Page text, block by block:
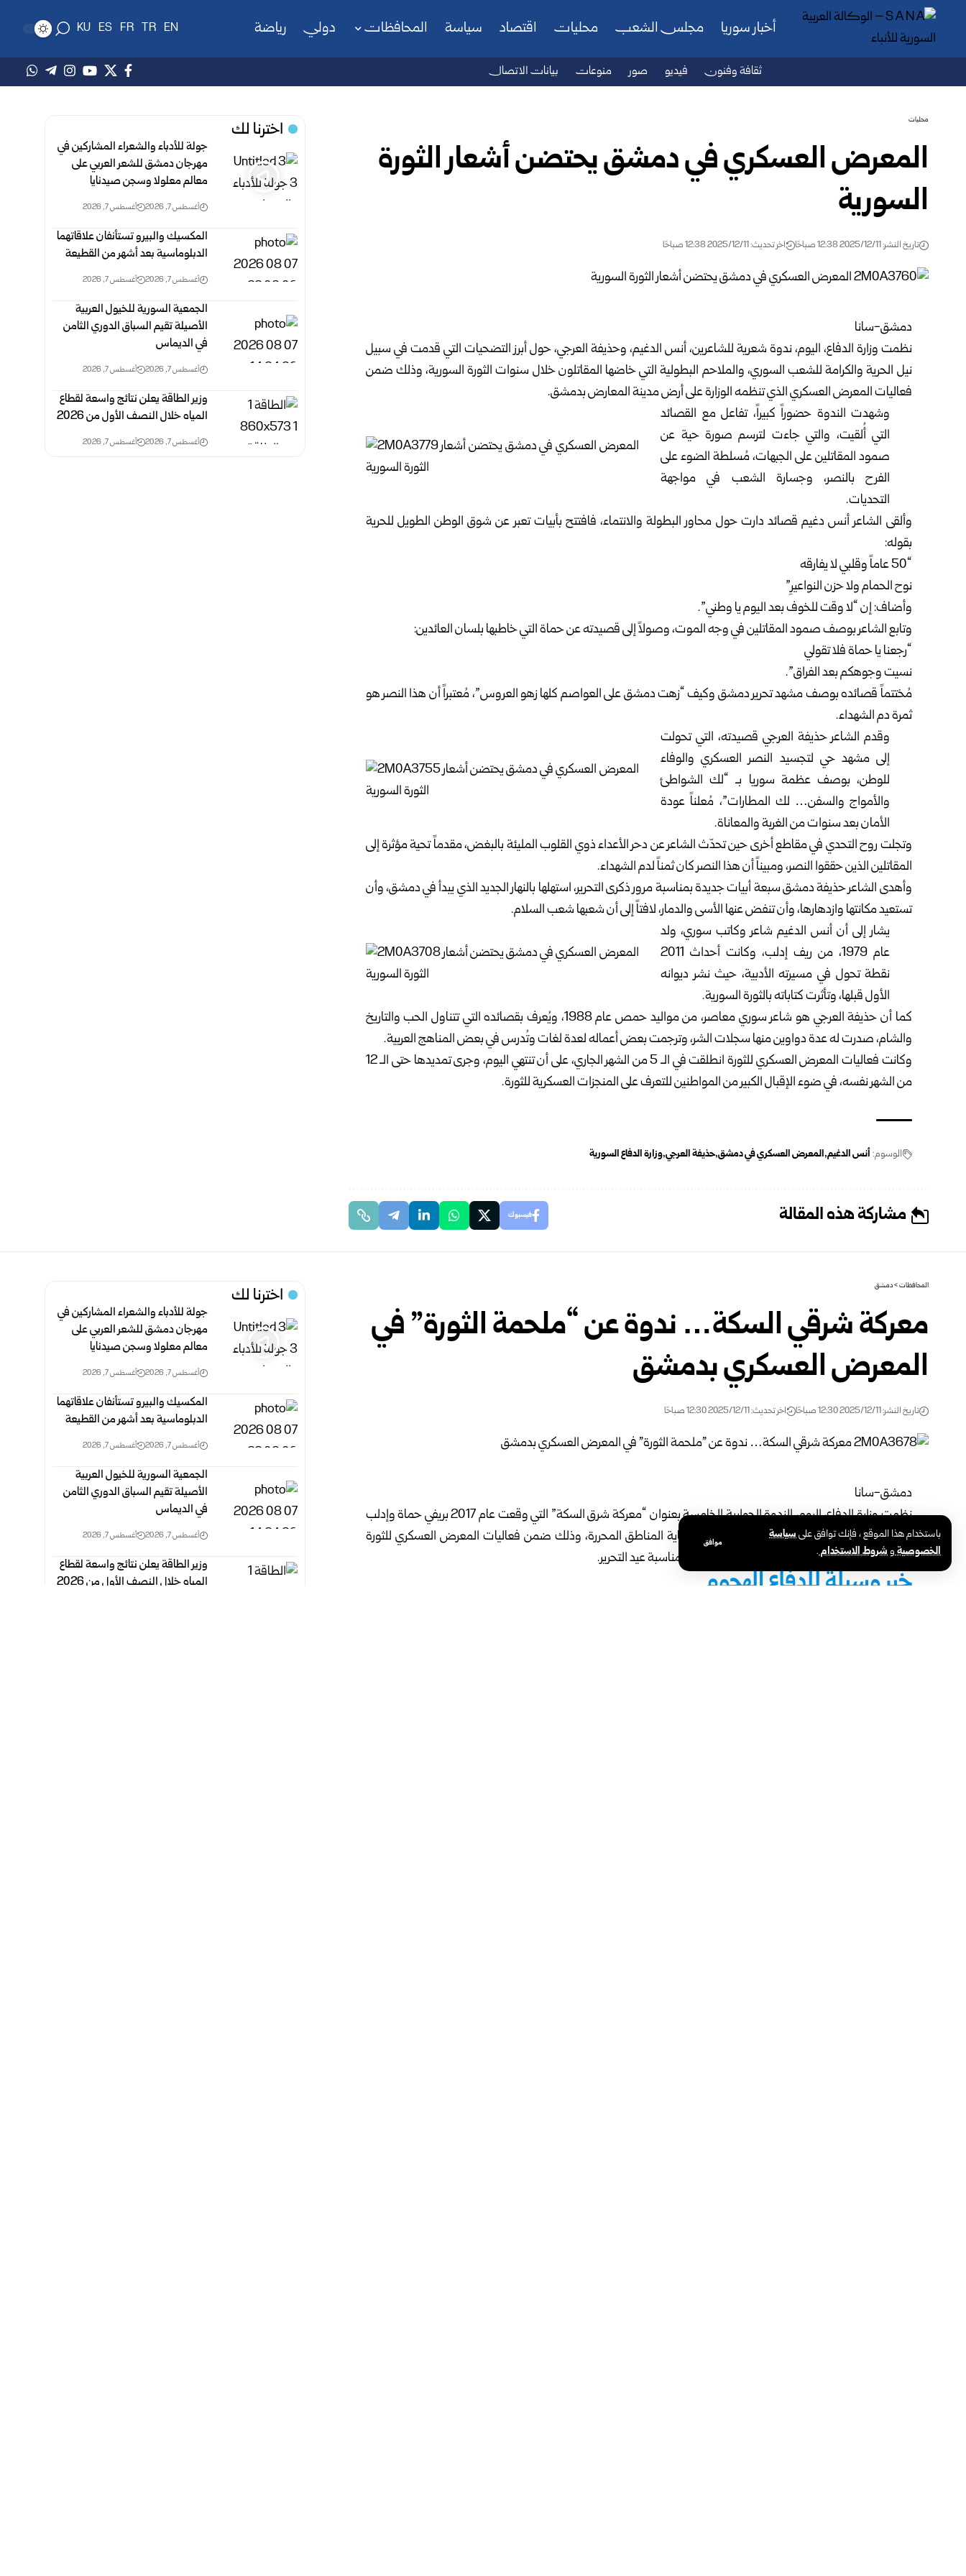
باستخدام هذا الموقع ، فإنك توافق علىسياسة
الخصوصيةوشروط الاستخدام.
موافق
أخبار سوريا مجلس الشعب محليات اقتصاد سياسة المحافظات دولي رياضة EN
TR
FR
ES
KU
ثقافة وفنون فيديو صور منوعات بيانات الاتصال
محليات
المعرض العسكري في دمشق يحتضن أشعار الثورة
السورية
تاريخ النشر: 2025/12/11 12:38 صباحًا اخر تحديث: 2025/12/11 12:38 صباحًا
دمشق-سانا
نظمت وزارة الدفاع، اليوم، ندوة شعرية للشاعرين، أنس الدغيم، وحذيفة العرجي، حول أبرز التضحيات التي قدمت في سبيل
نيل الحرية والكرامة للشعب السوري، والملاحم البطولية التي خاضها المقاتلون خلال سنوات الثورة السورية، وذلك ضمن
فعاليات المعرض العسكري الذي تنظمه الوزارة على أرضمدينة المعارض بدمشق.
وشهدت الندوة حضوراً كبيراً، تفاعل مع القصائد
التي أُلقيت، والتي جاءت لترسم صورة حية عن
صمود المقاتلين على الجبهات، مُسلطة الضوء على
الفرح بالنصر، وجسارة الشعب في مواجهة
التحديات.
وألقى الشاعر أنس دغيم قصائد دارت حول محاور البطولة والانتماء، فافتتح بأبيات تعبر عن شوق الوطن الطويل للحرية
بقوله:
“50 عاماً وقلبي لا يفارقه
نوح الحمام ولا حزن النواعيرِ”
وأضاف: إن “لا وقت للخوف بعد اليوم يا وطني”.
وتابع الشاعر بوصف صمود المقاتلين في وجه الموت، وصولاً إلى قصيدته عن حماة التي خاطبها بلسان العائدين:
“رجعنا يا حماة فلا تقولي
نسيت وجوهكم بعد الفراق”.
مُختتماً قصائده بوصف مشهد تحرير دمشق وكيف “زهت دمشق على العواصم كلها زهو العروس”، مُعتبراً أن هذا النصر هو
ثمرة دم الشهداء.
وقدم الشاعر حذيفة العرجي قصيدته، التي تحولت
إلى مشهد حي لتجسيد النصر العسكري والوفاء
للوطن، بوصف عظمة سوريا بـ “لك الشواطئ
والأمواج والسفن… لك المطارات”، مُعلناً عودة
الأمان بعد سنوات من الغربة والمعاناة.
وتجلت روح التحدي في مقاطع أخرى حين تحدّث الشاعر عن دحر الأعداء ذوي القلوب المليئة بالبغض، مقدماً تحية مؤثرة إلى
المقاتلين الذين حققوا النصر، ومبيناً أن هذا النصر كان ثمناً لدم الشهداء.
وأهدى الشاعر حذيفة دمشق سبعة أبيات جديدة بمناسبة مرور ذكرى التحرير، استهلها بالنهار الجديد الذي يبدأ في دمشق، وأن
تستعيد مكانتها وازدهارها، وأن تنفض عنها الأسى والدمار، لافتاً إلى أن شعبها شعب السلام.
يشار إلى أن أنس الدغيم شاعر وكاتب سوري، ولد
عام 1979، من ريف إدلب، وكانت أحداث 2011
نقطة تحول في مسيرته الأدبية، حيث نشر ديوانه
الأول قبلها، وتأثرت كتاباته بالثورة السورية.
كما أن حذيفة العرجي هو شاعر سوري معاصر، من مواليد حمص عام 1988، ويُعرف بقصائده التي تتناول الحب والتاريخ
والشام، صدرت له عدة دواوين منها سجلات الشر، وترجمت بعض أعماله لعدة لغات وتُدرس في بعض المناهج العربية.
وكانت فعاليات المعرض العسكري للثورة انطلقت في الـ 5 من الشهر الجاري، على أن تنتهي اليوم، وجرى تمديدها حتى الـ 12
من الشهر نفسه، في ضوء الإقبال الكبير من المواطنين للتعرف على المنجزات العسكرية للثورة.
الوسوم: أنس الدغيم المعرض العسكري في دمشق حذيفة العرجي وزارة الدفاع السورية
مشاركة هذه المقالة فيسبوك
اخترنا لك
جولة للأدباء والشعراء المشاركين في
مهرجان دمشق للشعر العربي على
معالم معلولا وسجن صيدنايا
أغسطس 7, 2026 أغسطس 7, 2026
المكسيك والبيرو تستأنفان علاقاتهما
الدبلوماسية بعد أشهر من القطيعة
أغسطس 7, 2026 أغسطس 7, 2026
الجمعية السورية للخيول العربية
الأصيلة تقيم السباق الدوري الثامن
في الديماس
أغسطس 7, 2026 أغسطس 7, 2026
وزير الطاقة يعلن نتائج واسعة لقطاع
المياه خلال النصف الأول من 2026
أغسطس 7, 2026 أغسطس 7, 2026
المحافظات>دمشق
معركة شرقي السكة… ندوة عن “ملحمة الثورة” في
المعرض العسكري بدمشق
تاريخ النشر: 2025/12/11 12:30 صباحًا اخر تحديث: 2025/12/11 12:30 صباحًا
دمشق-سانا
نظمت وزارة الدفاع، اليوم، الندوة الحوارية الخامسة بعنوان “معركة شرق السكة” التي وقعت عام 2017 بريفي حماة وإدلب
الشرقيين، خاض فيها المقاتلون حرب استنزاف لحماية المناطق المحررة، وذلك ضمن فعاليات المعرض العسكري للثورة
السورية، المقام على أرض مدينة المعارض بدمشق بمناسبة عيد التحرير.
خير وسيلة للدفاع الهجوم
اخترنا لك
جولة للأدباء والشعراء المشاركين في
مهرجان دمشق للشعر العربي على
معالم معلولا وسجن صيدنايا
أغسطس 7, 2026 أغسطس 7, 2026
المكسيك والبيرو تستأنفان علاقاتهما
الدبلوماسية بعد أشهر من القطيعة
أغسطس 7, 2026 أغسطس 7, 2026
الجمعية السورية للخيول العربية
الأصيلة تقيم السباق الدوري الثامن
في الديماس
أغسطس 7, 2026 أغسطس 7, 2026
وزير الطاقة يعلن نتائج واسعة لقطاع
المياه خلال النصف الأول من 2026